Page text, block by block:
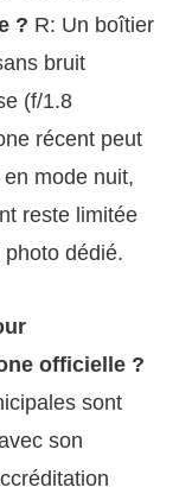
? R: Un boîtier
bruit
(f/1.8
récent peut
mode nuit,
reste limitée
dédié.
officielle ?
sont
son